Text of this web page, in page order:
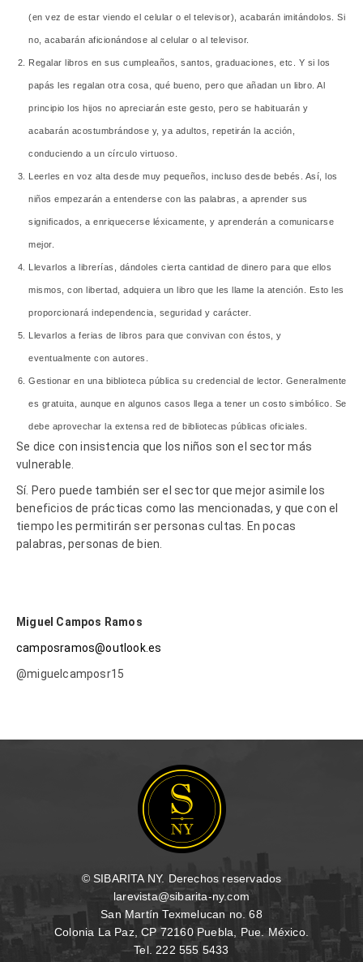
(en vez de estar viendo el celular o el televisor), acabarán imitándolos. Si
no, acabarán aficionándose al celular o al televisor.
Regalar libros en sus cumpleaños, santos, graduaciones, etc. Y si los
papás les regalan otra cosa, qué bueno, pero que añadan un libro. Al
principio los hijos no apreciarán este gesto, pero se habituarán y
acabarán acostumbrándose y, ya adultos, repetirán la acción,
conduciendo a un círculo virtuoso.
Leerles en voz alta desde muy pequeños, incluso desde bebés. Así, los
niños empezarán a entenderse con las palabras, a aprender sus
significados, a enriquecerse léxicamente, y aprenderán a comunicarse
mejor.
Llevarlos a librerías, dándoles cierta cantidad de dinero para que ellos
mismos, con libertad, adquiera un libro que les llame la atención. Esto les
proporcionará independencia, seguridad y carácter.
Llevarlos a ferias de libros para que convivan con éstos, y
eventualmente con autores.
Gestionar en una biblioteca pública su credencial de lector. Generalmente
es gratuita, aunque en algunos casos llega a tener un costo simbólico. Se
debe aprovechar la extensa red de bibliotecas públicas oficiales.
Se dice con insistencia que los niños son el sector más
vulnerable.
Sí. Pero puede también ser el sector que mejor asimile los
beneficios de prácticas como las mencionadas, y que con el
tiempo les permitirán ser personas cultas. En pocas
palabras, personas de bien.
Miguel Campos Ramos
camposramos@outlook.es
@miguelcamposr15
© SIBARITA NY. Derechos reservados
larevista@sibarita-ny.com
San Martín Texmelucan no. 68
Colonia La Paz, CP 72160 Puebla, Pue. México.
Tel. 222 555 5433